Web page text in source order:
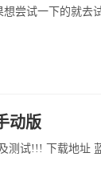
动版
务必